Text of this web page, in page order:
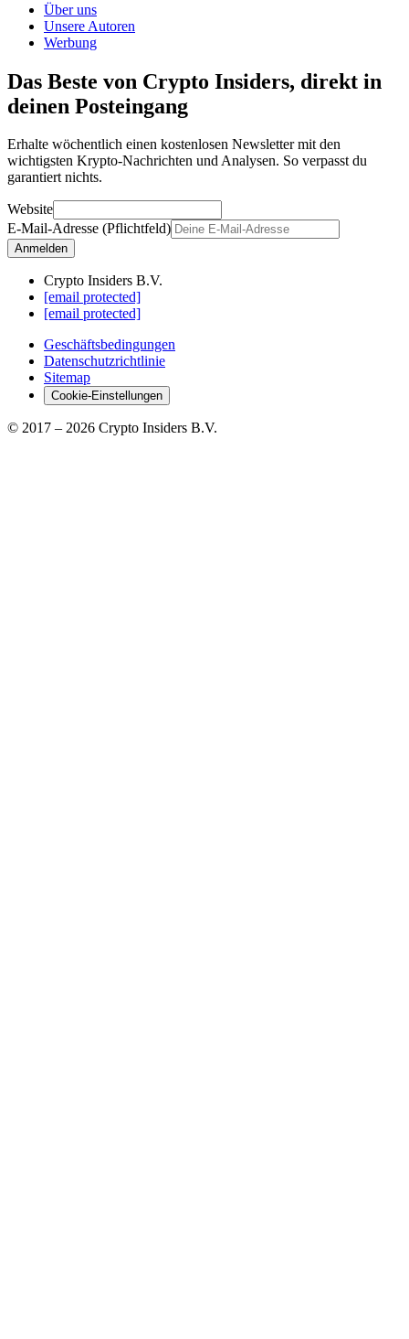
Über uns
Unsere Autoren
Werbung
Das Beste von Crypto Insiders, direkt in
deinen Posteingang
Erhalte wöchentlich einen kostenlosen Newsletter mit den
wichtigsten Krypto-Nachrichten und Analysen. So verpasst du
garantiert nichts.
Website
E-Mail-Adresse (Pflichtfeld)
Anmelden
Crypto Insiders B.V.
[email protected]
[email protected]
Geschäftsbedingungen
Datenschutzrichtlinie
Sitemap
Cookie-Einstellungen
© 2017 – 2026 Crypto Insiders B.V.